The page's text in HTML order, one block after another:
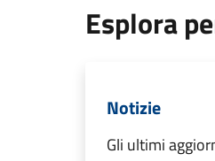
Esplora
Notizie
Gli ultimi